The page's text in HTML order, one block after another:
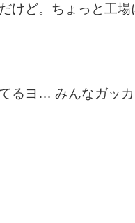
けど。ちょっと工場
るヨ… みんなガッカ